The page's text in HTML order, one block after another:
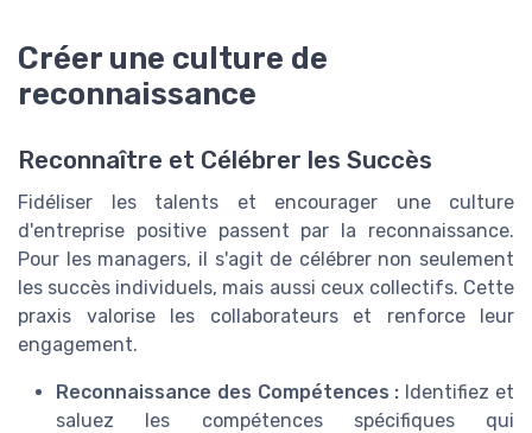
Créer une culture de
reconnaissance
Reconnaître et Célébrer les Succès
Fidéliser les talents et encourager une culture
d'entreprise positive passent par la reconnaissance.
Pour les managers, il s'agit de célébrer non seulement
les succès individuels, mais aussi ceux collectifs. Cette
praxis valorise les collaborateurs et renforce leur
engagement.
Reconnaissance des Compétences : Identifiez et
saluez les compétences spécifiques qui